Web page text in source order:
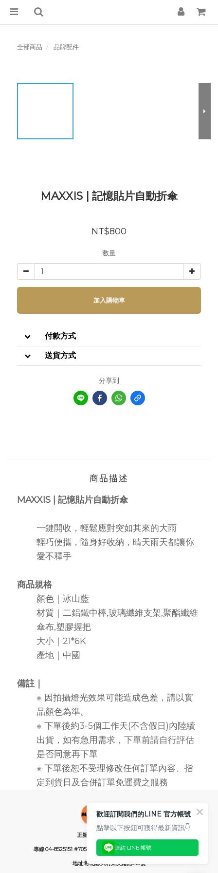
全部商品 品牌配件
MAXXIS | 記憶貼片自動折傘
NT$800
數量
加入購物車
付款方式
送貨方式
分享到
商品描述
MAXXIS | 記憶貼片自動折傘
一鍵開收，輕鬆應對突如其來的大雨
輕巧便攜，隨身好收納，晴天雨天都讓你
愛不釋手
商品規格
顏色｜冰山藍
材質｜ 二鋁鐵中棒,玻璃纖維支架,聚酯纖維
傘布,塑膠握把
大小 ｜ 21*6K
產地｜中國
備註｜
※ 因拍攝燈光效果可能造成色差，請以實
品顏色為準。
※ 下單後約3-5個工作天(不含假日)內陸續
出貨，如有急用需求，下單前請自行評估
是否同意再下單
※ 下單後恕不受理修改任何訂單內容、指
定到貨日及合併訂單免運費之服務
正新橡膠工業股份有限公司
專線:04-8525151 #705 (服務時間：週一~週AM08:00~PM05:30)
地址:彰化縣大村鄉美港路215號
歡迎訂閱我們的LINE 官方帳號
點擊以下按鈕可獲得最新資訊👇
連結 LINE 帳號